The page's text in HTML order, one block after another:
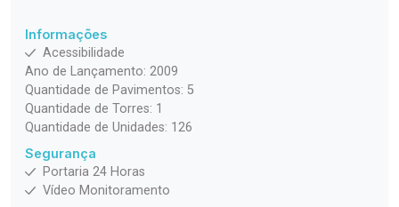
Informações
Acessibilidade
Ano de Lançamento: 2009
Quantidade de Pavimentos: 5
Quantidade de Torres: 1
Quantidade de Unidades: 126
Segurança
Portaria 24 Horas
Vídeo Monitoramento